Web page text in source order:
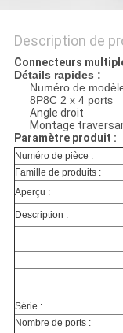
VIE
PRIVÉE
Description de
Connecteurs
Détails rapides :
Numéro de
8P8C 2 x 4 ports
Angle droit
Montage
Paramètre produit :
Numéro de pièce :
Famille de produits :
Aperçu :
Description :
Série :
Nombre de ports :